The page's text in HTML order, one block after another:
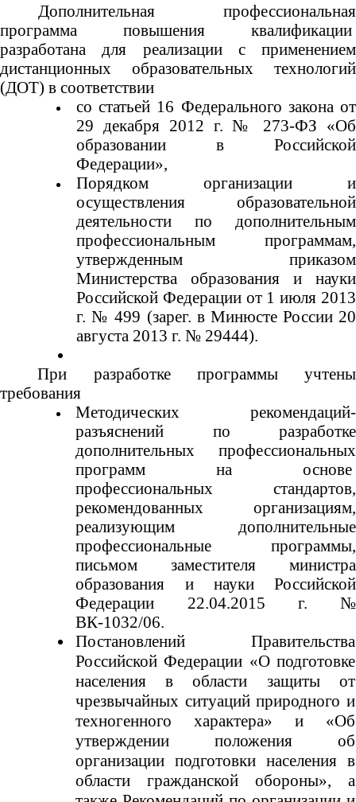
Дополнительная профессиональная
программа повышения квалификации
разработана для реализации с применением
дистанционных образовательных технологий
(ДОТ) в соответствии
со статьей 16 Федерального закона от
29 декабря 2012 г. № 273-ФЗ «Об
образовании в Российской
Федерации»,
Порядком организации и
осуществления образовательной
деятельности по дополнительным
профессиональным программам,
утвержденным приказом
Министерства образования и науки
Российской Федерации от 1 июля 2013
г. № 499 (зарег. в Минюсте России 20
августа 2013 г. № 29444).
При разработке программы учтены
требования
Методических рекомендаций-
разъяснений по разработке
дополнительных профессиональных
программ на основе
профессиональных стандартов,
рекомендованных организациям,
реализующим дополнительные
профессиональные программы,
письмом заместителя министра
образования и науки Российской
Федерации 22.04.2015 г. №
ВК-1032/06.
Постановлений Правительства
Российской Федерации «О подготовке
населения в области защиты от
чрезвычайных ситуаций природного и
техногенного характера» и «Об
утверждении положения об
организации подготовки населения в
области гражданской обороны», а